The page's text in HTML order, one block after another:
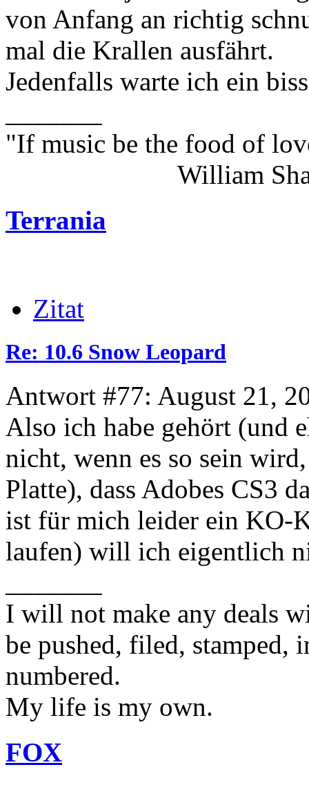
von Anfang an richtig
mal die Krallen ausfährt.
Jedenfalls warte ich ein
"If music be the food of
William
Terrania
Zitat
Re: 10.6 Snow Leopard
Antwort #77: August 21,
Also ich habe gehört (und
nicht, wenn es so sein
Platte), dass Adobes CS3
ist für mich leider ein KO-
laufen) will ich eigentlich
I will not make any deals
be pushed, filed, stamped,
numbered.
My life is my own.
FOX